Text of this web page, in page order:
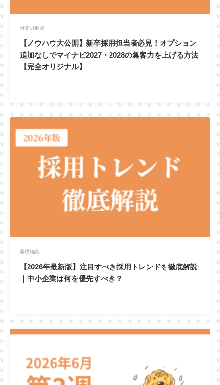
母集団形成
【ノウハウ大公開】新卒採用担当者必見！オプション
追加なしでマイナビ2027・2028の集客力を上げる方法
【完全オリジナル】
基礎知識
【2026年最新版】注目すべき採用トレンドを徹底解説
｜中小企業は何を優先すべき？